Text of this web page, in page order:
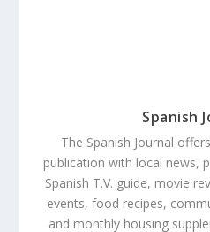
Spanish
The Spanish Journal
publication with local news,
Spanish T.V. guide, movie
events, food recipes,
and monthly housing